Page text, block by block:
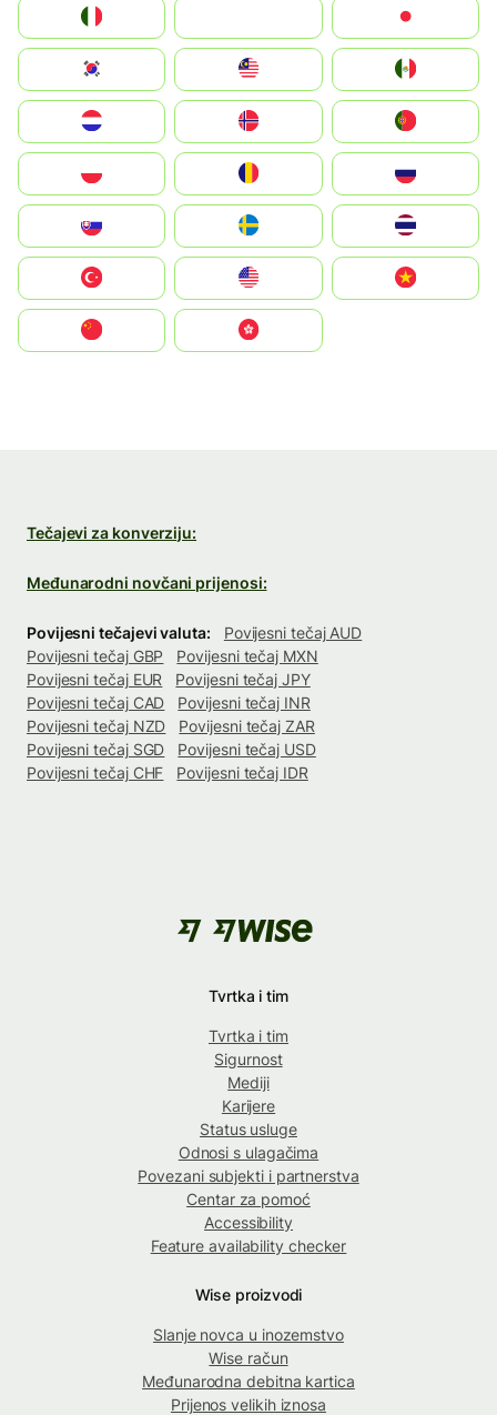
South Korea
United States
中國香港特別行政區
Tečajevi za konverziju:
Međunarodni novčani prijenosi:
Povijesni tečajevi valuta:
Povijesni tečaj AUD
Povijesni tečaj GBP
Povijesni tečaj MXN
Povijesni tečaj EUR
Povijesni tečaj JPY
Povijesni tečaj CAD
Povijesni tečaj INR
Povijesni tečaj NZD
Povijesni tečaj ZAR
Povijesni tečaj SGD
Povijesni tečaj USD
Povijesni tečaj CHF
Povijesni tečaj IDR
Tvrtka i tim
Tvrtka i tim
Sigurnost
Mediji
Karijere
Status usluge
Odnosi s ulagačima
Povezani subjekti i partnerstva
Centar za pomoć
Accessibility
Feature availability checker
Wise proizvodi
Slanje novca u inozemstvo
Wise račun
Međunarodna debitna kartica
Prijenos velikih iznosa